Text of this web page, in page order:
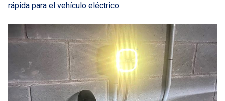
rápida para el vehículo eléctrico.